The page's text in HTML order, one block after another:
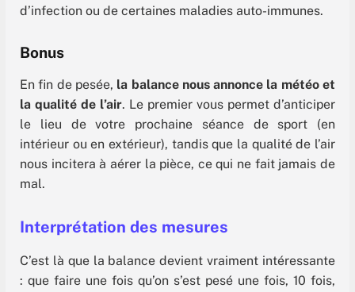
d’infection ou de certaines maladies auto-immunes.
Bonus
En fin de pesée, la balance nous annonce la météo et
la qualité de l’air. Le premier vous permet d’anticiper
le lieu de votre prochaine séance de sport (en
intérieur ou en extérieur), tandis que la qualité de l’air
nous incitera à aérer la pièce, ce qui ne fait jamais de
mal.
Interprétation des mesures
C’est là que la balance devient vraiment intéressante
: que faire une fois qu’on s’est pesé une fois, 10 fois,